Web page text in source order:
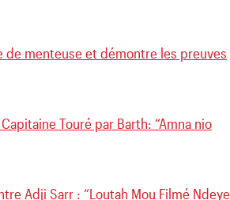
de menteuse et démontre les preuves
Touré par Barth: “Amna nio
Adji Sarr : “Loutah Mou Filmé Ndeye